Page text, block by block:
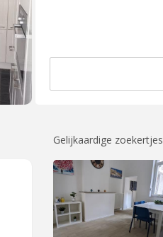
Gelijkaardige zoekertjes